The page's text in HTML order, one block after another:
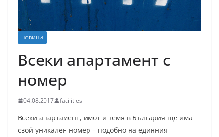
НОВИНИ
Всеки апартамент с
номер
04.08.2017 facilities
Всеки апартамент, имот и земя в България ще има
свой уникален номер – подобно на единния